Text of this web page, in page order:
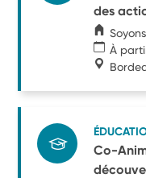
des
À
Co-